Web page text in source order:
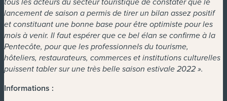
tous les acteurs du secteur touristique de constater que le
lancement de saison a permis de tirer un bilan assez positif
et constituant une bonne base pour être optimiste pour les
mois à venir. Il faut espérer que ce bel élan se confirme à la
Pentecôte, pour que les professionnels du tourisme,
hôteliers, restaurateurs, commerces et institutions culturelles
puissent tabler sur une très belle saison estivale 2022 ».
Informations :